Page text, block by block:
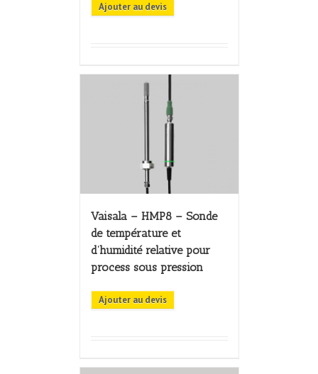
Ajouter au devis
Vaisala – HMP8 – Sonde
de température et
d’humidité relative pour
process sous pression
Ajouter au devis